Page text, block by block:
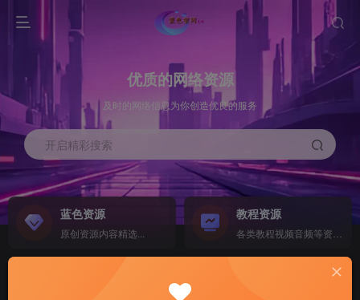
优质的网络资源
及时的网络信息为你创造优良的服务
开启精彩搜索
蓝色资源
原创资源内容精选...
教程资源